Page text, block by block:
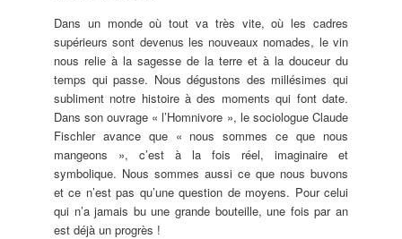
Dans un monde où tout va très vite, où les cadres
supérieurs sont devenus les nouveaux nomades, le vin
nous relie à la sagesse de la terre et à la douceur du
temps qui passe. Nous dégustons des millésimes qui
subliment notre histoire à des moments qui font date.
Dans son ouvrage « l’Homnivore », le sociologue Claude
Fischler avance que « nous sommes ce que nous
mangeons », c’est à la fois réel, imaginaire et
symbolique. Nous sommes aussi ce que nous buvons
et ce n’est pas qu’une question de moyens. Pour celui
qui n’a jamais bu une grande bouteille, une fois par an
est déjà un progrès !